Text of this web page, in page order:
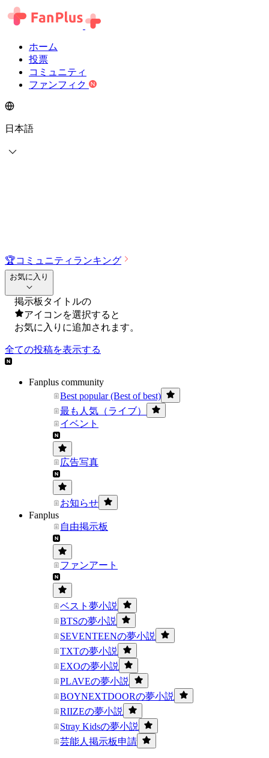
ホーム
投票
コミュニティ
ファンフィク
日本語
🏆コミュニティランキング
お気に入り
掲示板タイトルの
アイコンを選択すると
お気に入りに追加されます。
全ての投稿を表示する
Fanplus community
Best popular (Best of best)
最も人気（ライブ）
イベント
広告写真
お知らせ
Fanplus
自由掲示板
ファンアート
ベスト夢小説
BTSの夢小説
SEVENTEENの夢小説
TXTの夢小説
EXOの夢小説
PLAVEの夢小説
BOYNEXTDOORの夢小説
RIIZEの夢小説
Stray Kidsの夢小説
芸能人掲示板申請